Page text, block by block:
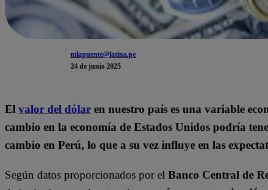
mlapuente@latina.pe
24 de junio 2025
El valor del dólar en nuestro país es una variable
cambio en la economía de Estados Unidos podría
cambio en Perú, lo que a su vez influye en las
Según datos proporcionados por el Banco Central de